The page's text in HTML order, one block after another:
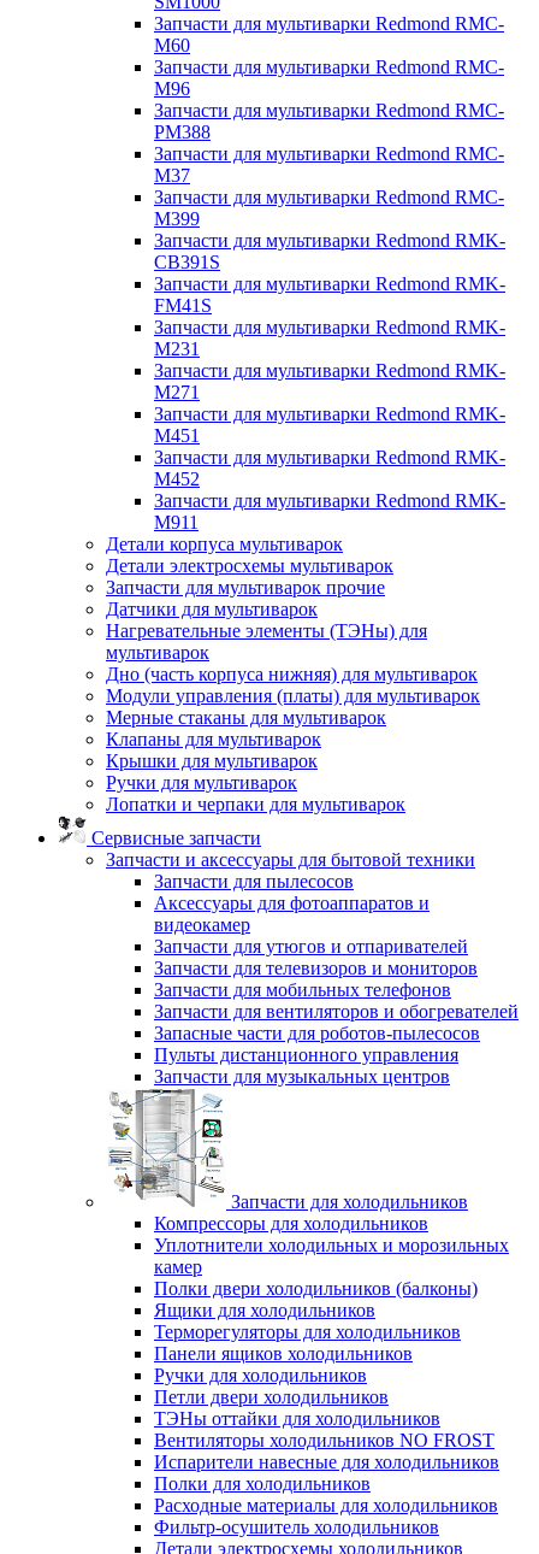
Запчасти для мультиварки Redmond RMC-
M60
Запчасти для мультиварки Redmond RMC-
M96
Запчасти для мультиварки Redmond RMC-
PM388
Запчасти для мультиварки Redmond RMC-
M37
Запчасти для мультиварки Redmond RMC-
M399
Запчасти для мультиварки Redmond RMK-
CB391S
Запчасти для мультиварки Redmond RMK-
FM41S
Запчасти для мультиварки Redmond RMK-
M231
Запчасти для мультиварки Redmond RMK-
M271
Запчасти для мультиварки Redmond RMK-
M451
Запчасти для мультиварки Redmond RMK-
M452
Запчасти для мультиварки Redmond RMK-
M911
Детали корпуса мультиварок
Детали электросхемы мультиварок
Запчасти для мультиварок прочие
Датчики для мультиварок
Нагревательные элементы (ТЭНы) для
мультиварок
Дно (часть корпуса нижняя) для мультиварок
Модули управления (платы) для мультиварок
Мерные стаканы для мультиварок
Клапаны для мультиварок
Крышки для мультиварок
Ручки для мультиварок
Лопатки и черпаки для мультиварок
Сервисные запчасти
Запчасти и аксессуары для бытовой техники
Запчасти для пылесосов
Аксессуары для фотоаппаратов и
видеокамер
Запчасти для утюгов и отпаривателей
Запчасти для телевизоров и мониторов
Запчасти для мобильных телефонов
Запчасти для вентиляторов и обогревателей
Запасные части для роботов-пылесосов
Пульты дистанционного управления
Запчасти для музыкальных центров
Запчасти для холодильников
Компрессоры для холодильников
Уплотнители холодильных и морозильных
камер
Полки двери холодильников (балконы)
Ящики для холодильников
Терморегуляторы для холодильников
Панели ящиков холодильников
Ручки для холодильников
Петли двери холодильников
ТЭНы оттайки для холодильников
Вентиляторы холодильников NO FROST
Испарители навесные для холодильников
Полки для холодильников
Расходные материалы для холодильников
Фильтр-осушитель холодильников
Детали электросхемы холодильников